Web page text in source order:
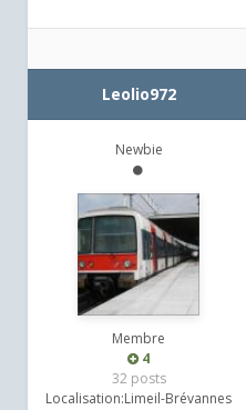
Leolio972
Newbie
Membre
4
32 posts
Localisation:Limeil-Brévannes